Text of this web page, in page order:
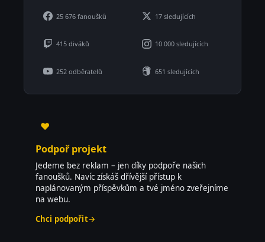
25 676 fanoušků 17 sledujících
415 diváků 10 000 sledujících
252 odběratelů 651 sledujících
♥
Podpoř projekt
Jedeme bez reklam – jen díky podpoře našich
fanoušků. Navíc získáš dřívější přístup k
naplánovaným příspěvkům a tvé jméno zveřejníme
na webu.
Chci podpořit→